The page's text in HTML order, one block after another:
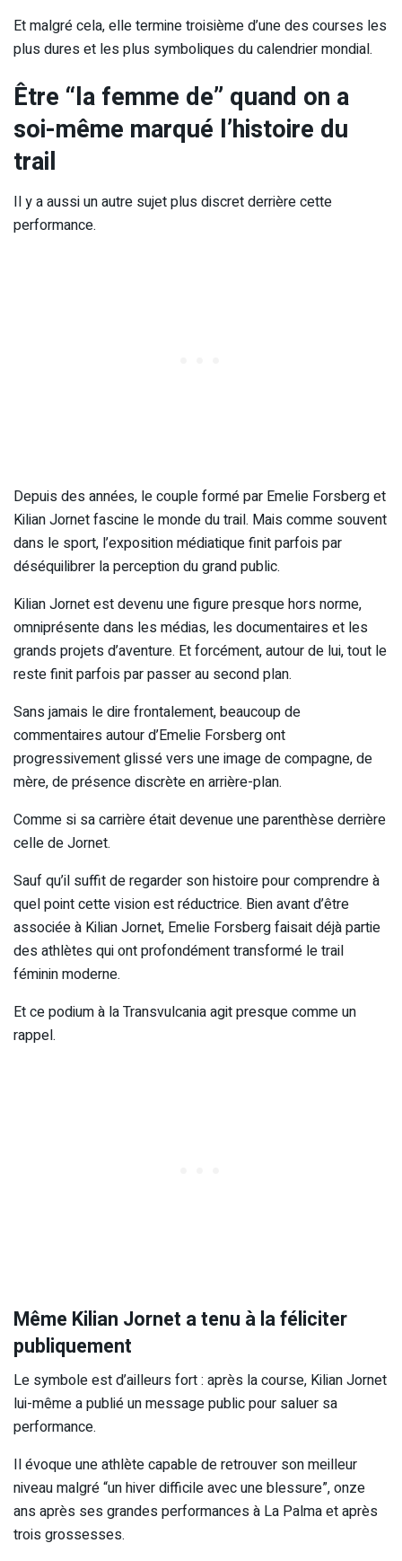
Et malgré cela, elle termine troisième d’une des courses les
plus dures et les plus symboliques du calendrier mondial.
Être “la femme de” quand on a
soi-même marqué l’histoire du
trail
Il y a aussi un autre sujet plus discret derrière cette
performance.
Depuis des années, le couple formé par Emelie Forsberg et
Kilian Jornet fascine le monde du trail. Mais comme souvent
dans le sport, l’exposition médiatique finit parfois par
déséquilibrer la perception du grand public.
Kilian Jornet est devenu une figure presque hors norme,
omniprésente dans les médias, les documentaires et les
grands projets d’aventure. Et forcément, autour de lui, tout le
reste finit parfois par passer au second plan.
Sans jamais le dire frontalement, beaucoup de
commentaires autour d’Emelie Forsberg ont
progressivement glissé vers une image de compagne, de
mère, de présence discrète en arrière-plan.
Comme si sa carrière était devenue une parenthèse derrière
celle de Jornet.
Sauf qu’il suffit de regarder son histoire pour comprendre à
quel point cette vision est réductrice. Bien avant d’être
associée à Kilian Jornet, Emelie Forsberg faisait déjà partie
des athlètes qui ont profondément transformé le trail
féminin moderne.
Et ce podium à la Transvulcania agit presque comme un
rappel.
Même Kilian Jornet a tenu à la féliciter
publiquement
Le symbole est d’ailleurs fort : après la course, Kilian Jornet
lui-même a publié un message public pour saluer sa
performance.
Il évoque une athlète capable de retrouver son meilleur
niveau malgré “un hiver difficile avec une blessure”, onze
ans après ses grandes performances à La Palma et après
trois grossesses.